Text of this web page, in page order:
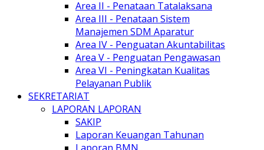
Area II - Penataan Tatalaksana
Area III - Penataan Sistem
Manajemen SDM Aparatur
Area IV - Penguatan Akuntabilitas
Area V - Penguatan Pengawasan
Area VI - Peningkatan Kualitas
Pelayanan Publik
SEKRETARIAT
LAPORAN LAPORAN
SAKIP
Laporan Keuangan Tahunan